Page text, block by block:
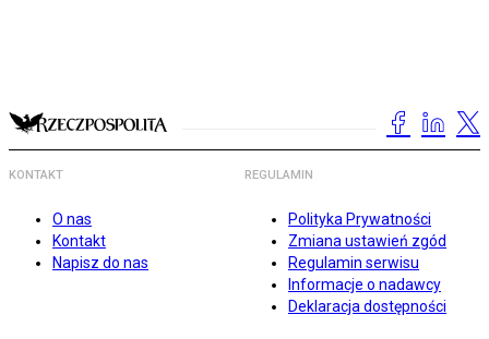
KONTAKT
O nas
Kontakt
Napisz do nas
REGULAMIN
Polityka Prywatności
Zmiana ustawień zgód
Regulamin serwisu
Informacje o nadawcy
Deklaracja dostępności